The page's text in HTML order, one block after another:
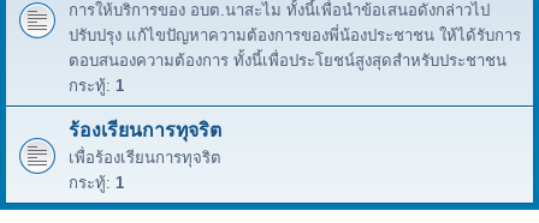
การให้บริการของ อบต.นาสะไม ทั้งนี้เพื่อนำข้อเสนอดังกล่าวไป
ปรับปรุง แก้ไขปัญหาความต้องการของพี่น้องประชาชน ให้ได้รับการ
ตอบสนองความต้องการ ทั้งนี้เพื่อประโยชน์สูงสุดสำหรับประชาชน
กระทู้: 1
ร้องเรียนการทุจริต
เพื่อร้องเรียนการทุจริต
กระทู้: 1